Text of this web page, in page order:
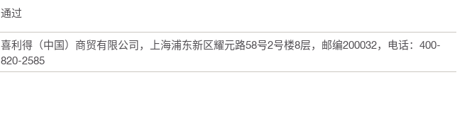
通过
喜利得（中国）商贸有限公司，上海浦东新区耀元路58号2号楼8层，邮编200032，电话：400-
820-2585